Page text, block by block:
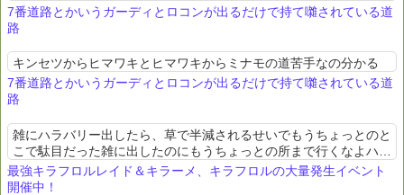
7番道路とかいうガーディとロコンが出るだけで持て囃されている道
路
キンセツからヒマワキとヒマワキからミナモの道苦手なの分かる
7番道路とかいうガーディとロコンが出るだけで持て囃されている道
路
雑にハラバリー出したら、草で半減されるせいでもうちょっとのと
こで駄目だった雑に出したのにもうちょっとの所まで行くなよハラ
バリーお前、便利か
最強キラフロルレイド＆キラーメ、キラフロルの大量発生イベント
開催中！